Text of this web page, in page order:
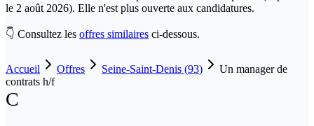
le 2 août 2026). Elle n'est plus ouverte aux candidatures.
👇 Consultez les offres similaires ci-dessous.
Accueil Offres Seine-Saint-Denis (93)
Un manager de
contrats h/f
C